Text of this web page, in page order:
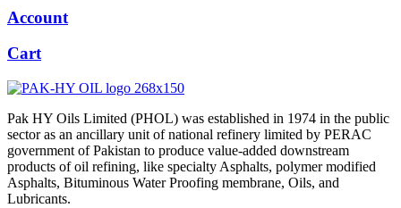
Account
Cart
Pak HY Oils Limited (PHOL) was established in 1974 in the public
sector as an ancillary unit of national refinery limited by PERAC
government of Pakistan to produce value-added downstream
products of oil refining, like specialty Asphalts, polymer modified
Asphalts, Bituminous Water Proofing membrane, Oils, and
Lubricants.